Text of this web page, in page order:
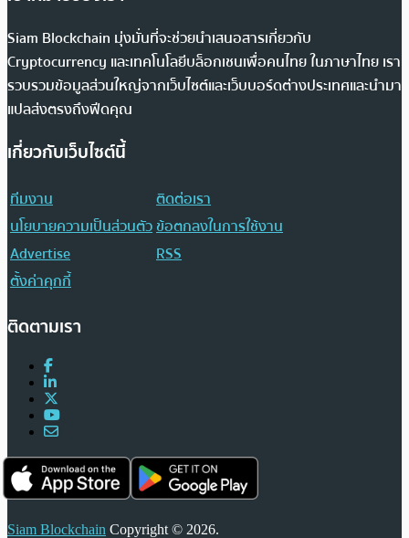
Siam Blockchain มุ่งมั่นที่จะช่วยนำเสนอสารเกี่ยวกับ
Cryptocurrency และเทคโนโลยีบล็อกเชนเพื่อคนไทย ในภาษาไทย เรา
รวบรวมข้อมูลส่วนใหญ่จากเว็บไซต์และเว็บบอร์ดต่างประเทศและนำมา
แปลส่งตรงถึงฟีดคุณ
เกี่ยวกับเว็บไซต์นี้
ทีมงาน
ติดต่อเรา
นโยบายความเป็นส่วนตัวข้อตกลงในการใช้งาน
Advertise
RSS
ตั้งค่าคุกกี้
ติดตามเรา
Siam Blockchain Copyright © 2026.